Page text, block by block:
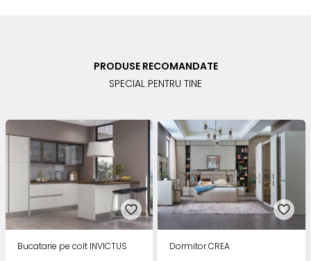
PRODUSE RECOMANDATE
SPECIAL PENTRU TINE
Bucatarie pe colt INVICTUS Dormitor CREA